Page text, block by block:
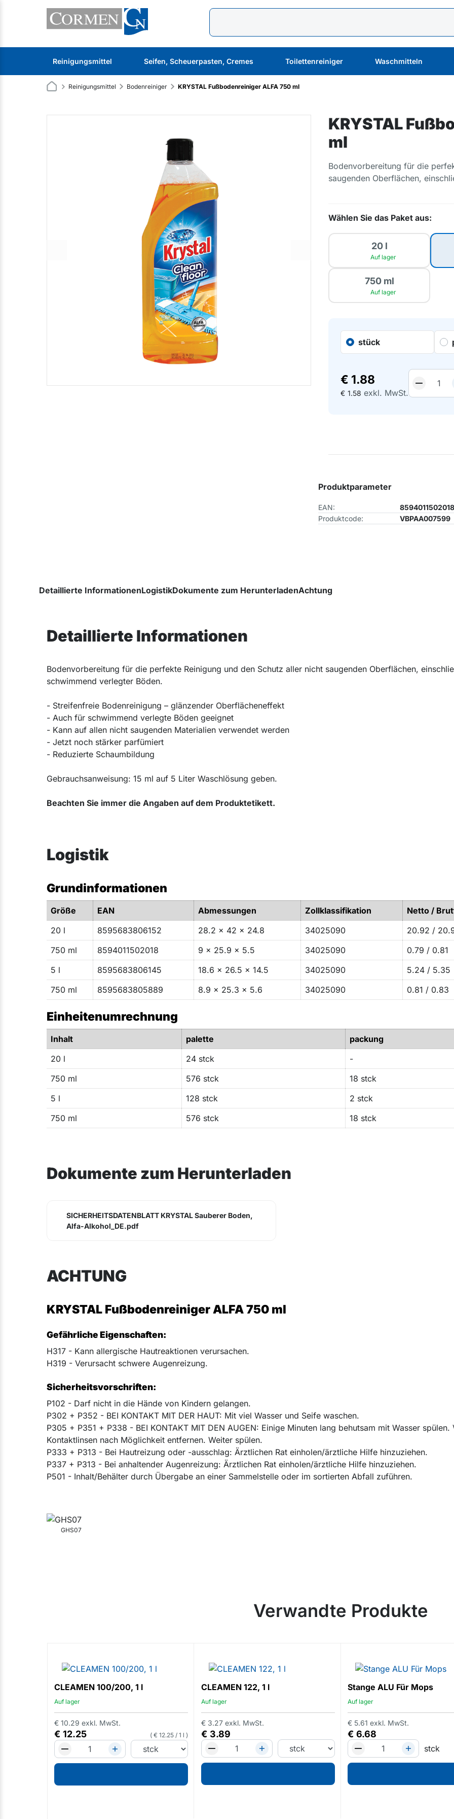
Reinigungsmittel Seifen, Scheuerpasten, Cremes Toilettenreiniger Waschmitteln
Reinigungsmittel Bodenreiniger KRYSTAL Fußbodenreiniger ALFA 750 ml
KRYSTAL
ml
Bodenvorbereitung für die
saugenden Oberflächen,
Wählen Sie das Paket aus:
20 l
Auf lager
750 ml
Auf lager
stück
€ 1.88
€ 1.58 exkl. MwSt.
Produktparameter
EAN:
8594011502018
Produktcode:
VBPAA007599
Detaillierte InformationenLogistikDokumente zum HerunterladenAchtung
Detaillierte Informationen
Bodenvorbereitung für die perfekte Reinigung und den Schutz aller nicht saugenden Oberflächen,
schwimmend verlegter Böden.
- Streifenfreie Bodenreinigung – glänzender Oberflächeneffekt
- Auch für schwimmend verlegte Böden geeignet
- Kann auf allen nicht saugenden Materialien verwendet werden
- Jetzt noch stärker parfümiert
- Reduzierte Schaumbildung
Gebrauchsanweisung: 15 ml auf 5 Liter Waschlösung geben.
Beachten Sie immer die Angaben auf dem Produktetikett.
Logistik
Grundinformationen
Größe EAN Abmessungen Zollklassifikation
Netto /
20 l
8595683806152 28.2 x 42 x 24.8 34025090
20.92 /
750 ml
8594011502018 9 x 25.9 x 5.5 34025090
0.79 / 0.81
5 l
8595683806145 18.6 x 26.5 x 14.5 34025090
5.24 / 5.35
750 ml
8595683805889 8.9 x 25.3 x 5.6 34025090 0.81 / 0.83
Einheitenumrechnung
Inhalt palette
packung
20 l
24 stck
-
750 ml
576 stck
18 stck
5 l
128 stck
2 stck
750 ml
576 stck 18 stck
Dokumente zum Herunterladen
SICHERHEITSDATENBLATT KRYSTAL Sauberer Boden,
Alfa-Alkohol_DE.pdf
ACHTUNG
KRYSTAL Fußbodenreiniger ALFA 750 ml
Gefährliche Eigenschaften:
H317 - Kann allergische Hautreaktionen verursachen.
H319 - Verursacht schwere Augenreizung.
Sicherheitsvorschriften:
P102 - Darf nicht in die Hände von Kindern gelangen.
P302 + P352 - BEI KONTAKT MIT DER HAUT: Mit viel Wasser und Seife waschen.
P305 + P351 + P338 - BEI KONTAKT MIT DEN AUGEN: Einige Minuten lang behutsam mit Wasser spülen.
Kontaktlinsen nach Möglichkeit entfernen. Weiter spülen.
P333 + P313 - Bei Hautreizung oder -ausschlag: Ärztlichen Rat einholen/ärztliche Hilfe hinzuziehen.
P337 + P313 - Bei anhaltender Augenreizung: Ärztlichen Rat einholen/ärztliche Hilfe hinzuziehen.
P501 - Inhalt/Behälter durch Übergabe an einer Sammelstelle oder im sortierten Abfall zuführen.
GHS07
Verwandte Produkte
CLEAMEN 100/200, 1 l
Auf lager
€ 12.25
€ 10.29 exkl. MwSt.
€ 12.25/ 1 l
CLEAMEN 122, 1 l
Auf lager
€ 3.89
€ 3.27 exkl. MwSt.
Stange ALU Für Mops
Auf lager
€ 6.68
€ 5.61 exkl. MwSt.
stck